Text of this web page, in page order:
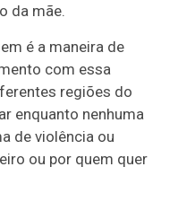
da mãe.
é a maneira de
com essa
regiões do
enquanto nenhuma
de violência ou
ou por quem quer